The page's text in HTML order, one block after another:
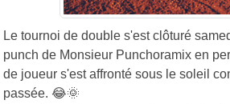
Le tournoi de double s'est clôturé
punch de Monsieur Punchoramix en
de joueur s'est affronté sous le soleil
passée. 😂🌞